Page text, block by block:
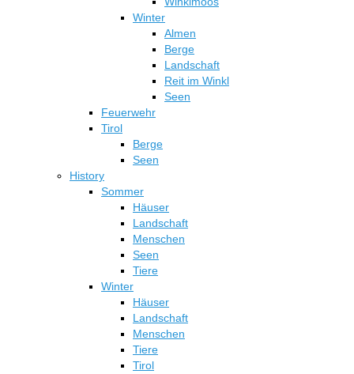
Winter
Almen
Berge
Landschaft
Reit im Winkl
Seen
Feuerwehr
Tirol
Berge
Seen
History
Sommer
Häuser
Landschaft
Menschen
Seen
Tiere
Winter
Häuser
Landschaft
Menschen
Tiere
Tirol